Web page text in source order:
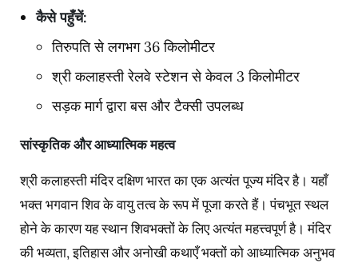
कैसे पहुँचें:
तिरुपति से लगभग 36 किलोमीटर
श्री कलाहस्ती रेलवे स्टेशन से केवल 3 किलोमीटर
सड़क मार्ग द्वारा बस और टैक्सी उपलब्ध
सांस्कृतिकऔरआध्यात्मिकमहत्व
श्री कलाहस्ती मंदिर दक्षिण भारत का एक अत्यंत पूज्य मंदिर है। यहाँ
भक्त भगवान शिव के वायु तत्व के रूप में पूजा करते हैं। पंचभूत स्थल
होने के कारण यह स्थान शिवभक्तों के लिए अत्यंत महत्त्वपूर्ण है। मंदिर
की भव्यता, इतिहास और अनोखी कथाएँ भक्तों को आध्यात्मिक अनुभव